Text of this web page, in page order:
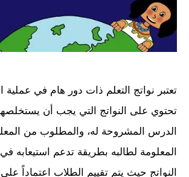
تعتبر نواتج التعلم ذات دور هام في عملية
تحتوي على النواتج التي يجب أن
الدرس المشروحة له، والمطلوب من
المعلومة لطالبه بطريقة تدعم استيعابه في
النواتج حيث يتم تقييم الطلاب اعتماداً على